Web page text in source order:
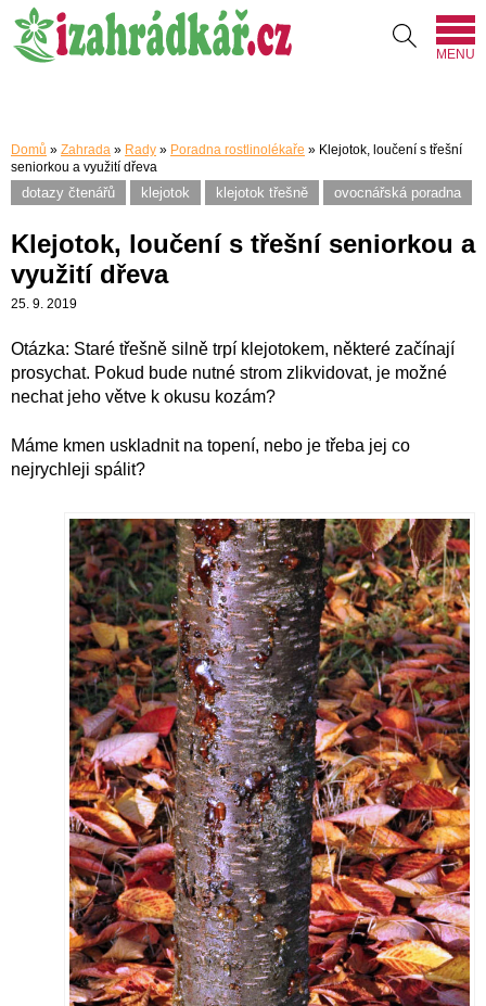
MENU
Domů » Zahrada » Rady » Poradna rostlinolékaře » Klejotok, loučení s třešní
seniorkou a využití dřeva
dotazy čtenářů klejotok klejotok třešně ovocnářská poradna
Klejotok, loučení s třešní seniorkou a
využití dřeva
25. 9. 2019
Otázka: Staré třešně silně trpí klejotokem, některé začínají
prosychat. Pokud bude nutné strom zlikvidovat, je možné
nechat jeho větve k okusu kozám?
Máme kmen uskladnit na topení, nebo je třeba jej co
nejrychleji spálit?